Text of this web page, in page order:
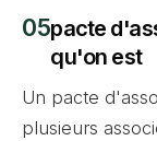
pacte
qu'on est
Un pacte
plusieurs